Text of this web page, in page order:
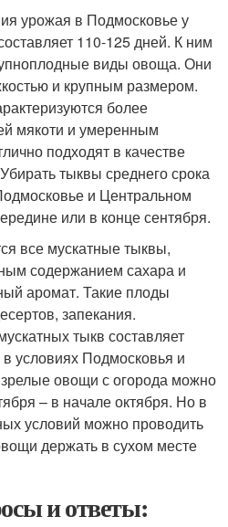
урожая в Подмосковье у
110-125 дней. К ним
виды овоща. Они
и крупным размером.
более
мякоти и умеренным
подходят в качестве
тыквы среднего срока
и Центральном
или в конце сентября.
все мускатные тыквы,
содержанием сахара и
аромат. Такие плоды
запекания.
тыкв составляет
условиях Подмосковья и
овощи с огорода можно
– в начале октября. Но в
условий можно проводить
держать в сухом месте
и ответы: